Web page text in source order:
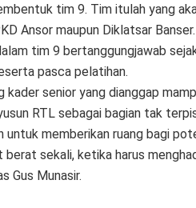
tim 9. Tim itulah yang
Ansor maupun Diklatsar Banser.
tim 9 bertanggungjawab
pasca pelatihan.
senior yang dianggap
RTL sebagai bagian tak
untuk memberikan ruang bagi
berat sekali, ketika harus
Gus Munasir.